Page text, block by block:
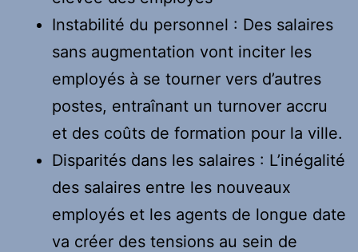
Instabilité du personnel : Des salaires
sans augmentation vont inciter les
employés à se tourner vers d’autres
postes, entraînant un turnover accru
et des coûts de formation pour la ville.
Disparités dans les salaires : L’inégalité
des salaires entre les nouveaux
employés et les agents de longue date
va créer des tensions au sein de